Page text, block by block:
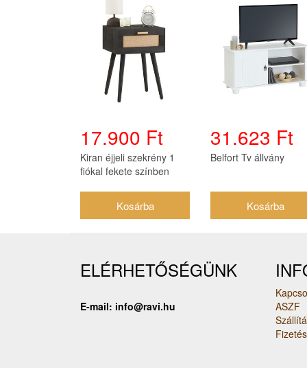
17.900 Ft
Kiran éjjeli szekrény 1
fiókal fekete színben
31.623 Ft
Belfort Tv állvány
ELÉRHETŐSÉGÜNK
E-mail: info@ravi.hu
ASZF